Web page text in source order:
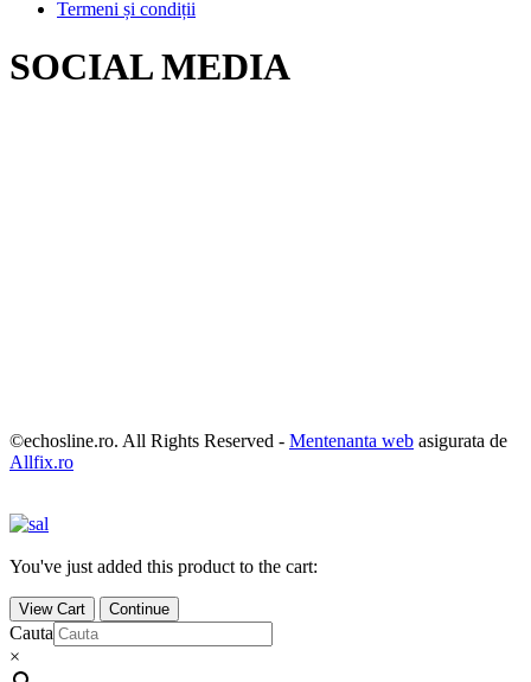
Termeni și condiții
SOCIAL MEDIA
©echosline.ro. All Rights Reserved - Mentenanta web asigurata de
Allfix.ro
You've just added this product to the cart:
View Cart Continue
Cauta
×